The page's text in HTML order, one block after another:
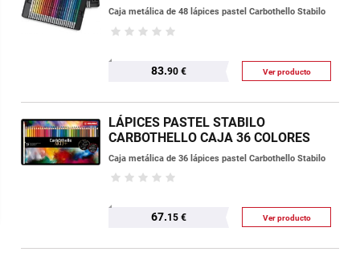
Caja metálica de 48 lápices pastel Carbothello Stabilo
83.90 € Ver producto
LÁPICES PASTEL STABILO
CARBOTHELLO CAJA 36 COLORES
Caja metálica de 36 lápices pastel Carbothello Stabilo
67.15 € Ver producto